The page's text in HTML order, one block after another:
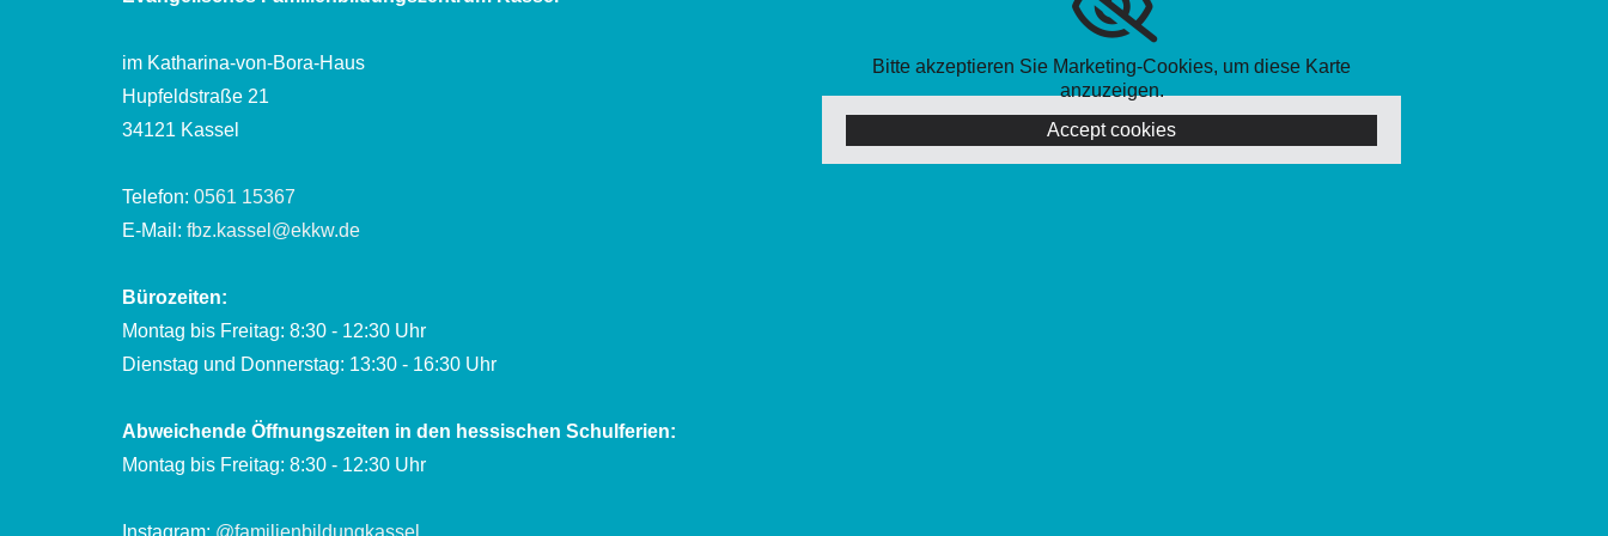
im Katharina-von-Bora-Haus
Hupfeldstraße 21
34121 Kassel
Telefon: 0561 15367
E-Mail: fbz.kassel@ekkw.de
Bürozeiten:
Montag bis Freitag: 8:30 - 12:30 Uhr
Dienstag und Donnerstag: 13:30 - 16:30 Uhr
Abweichende Öffnungszeiten in den hessischen Schulferien:
Montag bis Freitag: 8:30 - 12:30 Uhr
Bitte akzeptieren Sie Marketing-Cookies, um diese Karte
anzuzeigen.
Accept cookies